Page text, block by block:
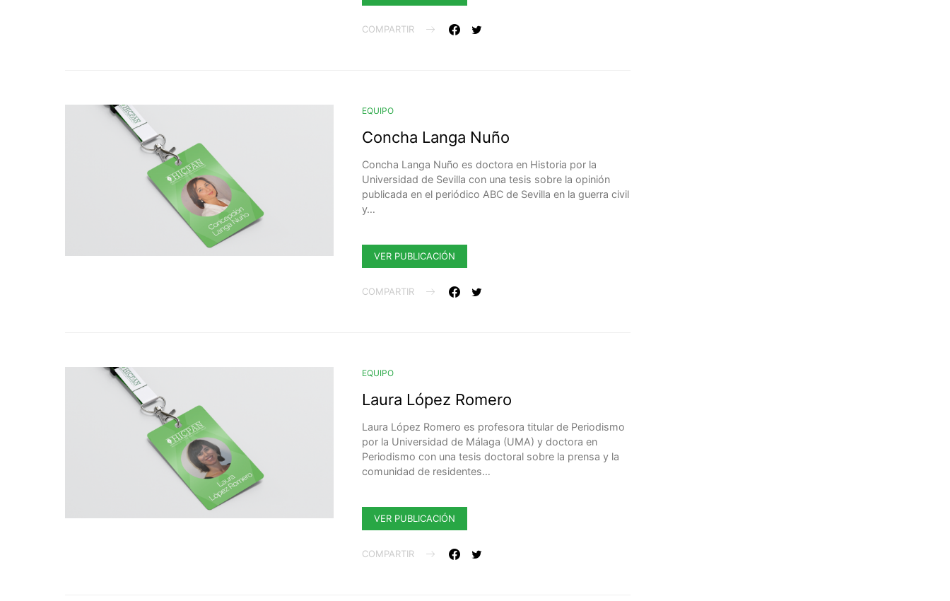
COMPARTIR
EQUIPO
Concha Langa Nuño
Concha Langa Nuño es doctora en Historia por la
Universidad de Sevilla con una tesis sobre la opinión
publicada en el periódico ABC de Sevilla en la guerra civil
y…
VER PUBLICACIÓN
COMPARTIR
EQUIPO
Laura López Romero
Laura López Romero es profesora titular de Periodismo
por la Universidad de Málaga (UMA) y doctora en
Periodismo con una tesis doctoral sobre la prensa y la
comunidad de residentes…
VER PUBLICACIÓN
COMPARTIR